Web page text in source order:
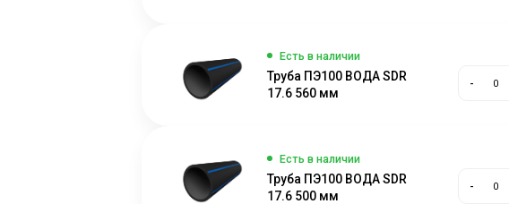
Есть в наличии
Труба ПЭ100 ВОДА SDR
17.6 560 мм
-
Есть в наличии
Труба ПЭ100 ВОДА SDR
17.6 500 мм
-